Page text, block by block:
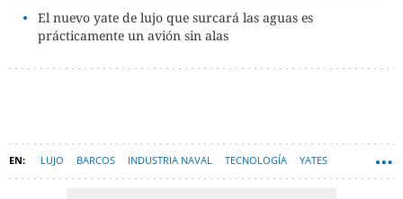
El nuevo yate de lujo que surcará las aguas es
prácticamente un avión sin alas
LUJO BARCOS INDUSTRIA NAVAL TECNOLOGÍA YATES